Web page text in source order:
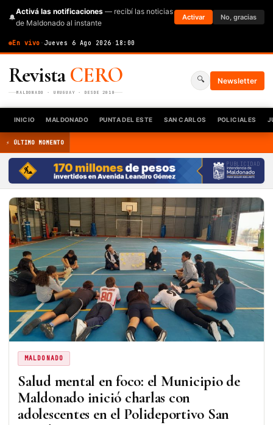
🔔
Activá las notificaciones — recibí las noticias
de Maldonado al instante
Activar No, gracias
En vivo · Jueves 6 Ago 2026 · 18:00
RevistaCERO
MALDONADO · URUGUAY · DESDE 2010
🔍 Newsletter
INICIO MALDONADO PUNTA DEL ESTE SAN CARLOS POLICIALES
⚡ ÚLTIMO MOMENTO
PUBLICIDAD
MALDONADO
Salud mental en foco: el Municipio de
Maldonado inició charlas con
adolescentes en el Polideportivo San